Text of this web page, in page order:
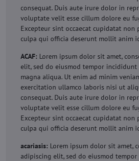
consequat. Duis aute irure dolor in
voluptate velit esse cillum dolore eu
Excepteur sint occaecat cupidatat non
culpa qui officia deserunt mollit anim
ACAF: Lorem ipsum dolor sit amet,
elit, sed do eiusmod tempor
magna aliqua. Ut enim ad minim
exercitation ullamco laboris nisi ut
consequat. Duis aute irure dolor in
voluptate velit esse cillum dolore eu
Excepteur sint occaecat cupidatat non
culpa qui officia deserunt mollit anim
acariasis: Lorem ipsum dolor sit amet,
adipiscing elit, sed do eiusmod